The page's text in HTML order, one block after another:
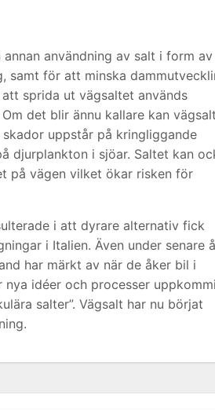
användning av salt i form av
samt för att minska
sprida ut vägsaltet används
det blir ännu kallare kan
skador uppstår på kringliggande
djurplankton i sjöar. Saltet kan
på vägen vilket ökar risken för
i att dyrare alternativ fick
i Italien. Även under senare
har märkt av när de åker bil i
idéer och processer
salter”. Vägsalt har nu börjat